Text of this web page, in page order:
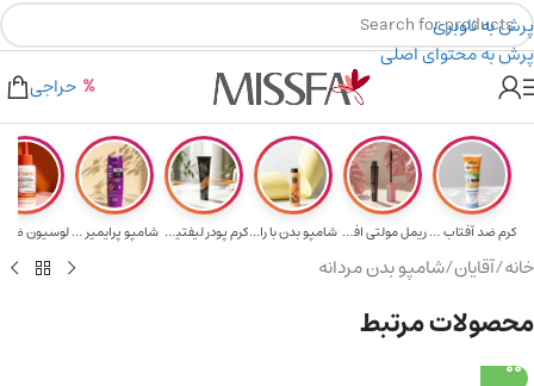
پرش به ناوبری
پرش به محتوای اصلی
۲٪ تخفیف روی سبد خرید برای روش کارت به کارت
هدیه برای خرید های بالای ۵ میلیون تومن
حراجی
کرم ضد آفتاب حا... ریمل مولتی افکت... شامپو بدن با را... کرم پودر لیفتین... شامپو پرایمیر پ...
خانه/آقایان/شامپو بدن مردانه
محصولات مرتبط